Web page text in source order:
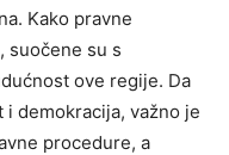
Kako pravne
suočene su s
ove regije. Da
demokracija, važno je
procedure, a